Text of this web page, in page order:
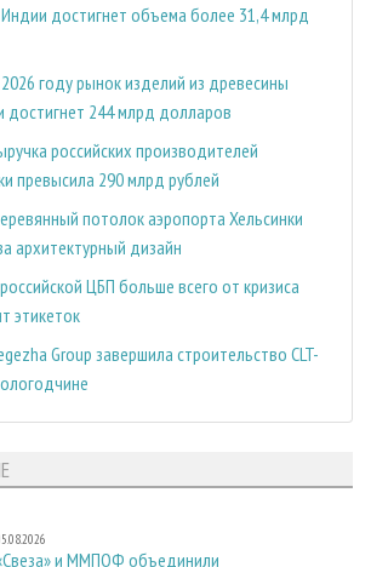
достигнет объема более 31,4 млрд
году рынок изделий из древесины
достигнет 244 млрд долларов
российских производителей
превысила 290 млрд рублей
потолок аэропорта Хельсинки
архитектурный дизайн
ЦБП больше всего от кризиса
этикеток
Group завершила строительство CLT-
и ММПОФ объединили